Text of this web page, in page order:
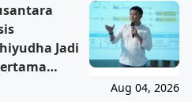
Jadi
Aug 04, 2026